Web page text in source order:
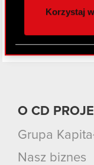
z naszej
Partnerzy
danymi
Korzystaj
O CD
Grupa
Nasz biznes